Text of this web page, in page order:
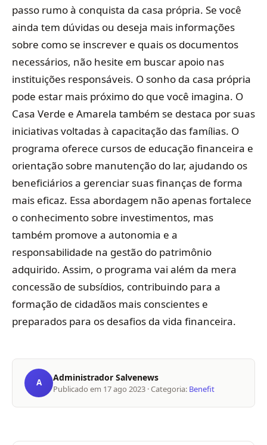
passo rumo à conquista da casa própria. Se você
ainda tem dúvidas ou deseja mais informações
sobre como se inscrever e quais os documentos
necessários, não hesite em buscar apoio nas
instituições responsáveis. O sonho da casa própria
pode estar mais próximo do que você imagina. O
Casa Verde e Amarela também se destaca por suas
iniciativas voltadas à capacitação das famílias. O
programa oferece cursos de educação financeira e
orientação sobre manutenção do lar, ajudando os
beneficiários a gerenciar suas finanças de forma
mais eficaz. Essa abordagem não apenas fortalece
o conhecimento sobre investimentos, mas
também promove a autonomia e a
responsabilidade na gestão do patrimônio
adquirido. Assim, o programa vai além da mera
concessão de subsídios, contribuindo para a
formação de cidadãos mais conscientes e
preparados para os desafios da vida financeira.
A Administrador Salvenews
Publicado em 17 ago 2023 · Categoria: Benefit